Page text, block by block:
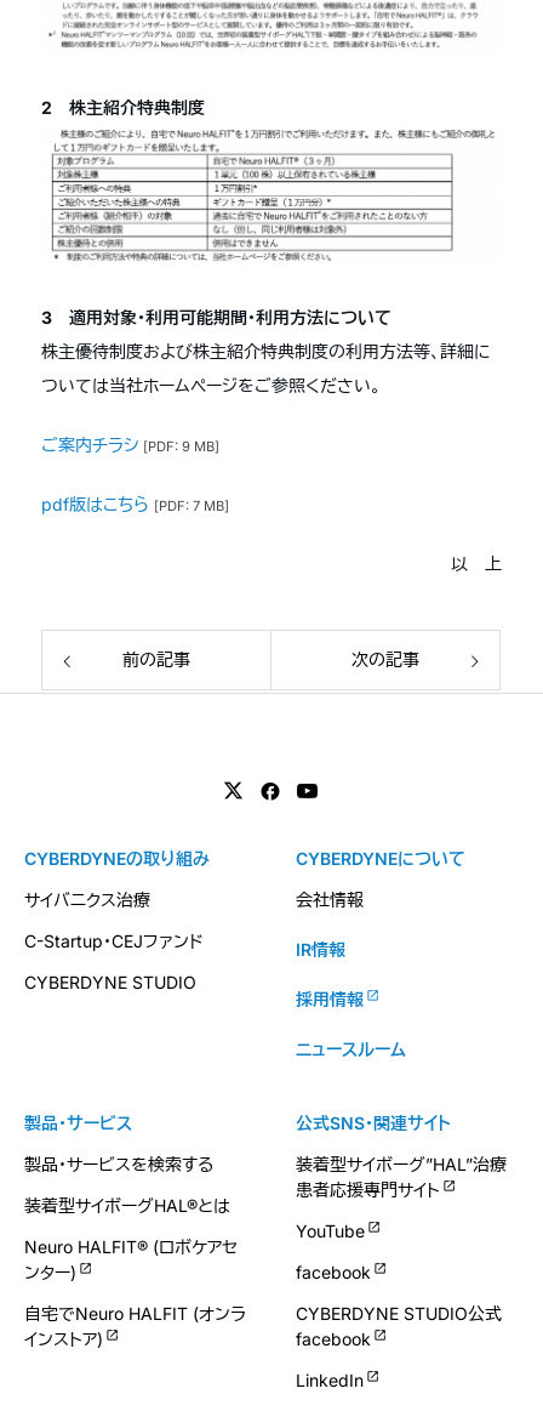
2 株主紹介特典制度
3 適用対象・利用可能期間・利用方法について
株主優待制度および株主紹介特典制度の利用方法等、詳細に
ついては当社ホームページをご参照ください。
ご案内チラシ [PDF: 9 MB]
pdf版はこちら [PDF: 7 MB]
以 上
前の記事 次の記事
製品・サービス
製品・サービスを検索する
装着型サイボーグHAL®とは
Neuro HALFIT® (ロボケアセ
ンター)
自宅でNeuro HALFIT (オンラ
インストア)
CYBERDYNEの取り組み
サイバニクス治療
C-Startup・CEJファンド
CYBERDYNE STUDIO
CYBERDYNEについて
会社情報
IR情報
採用情報
ニュースルーム
公式SNS・関連サイト
装着型サイボーグ”HAL”治療
患者応援専門サイト
YouTube
facebook
CYBERDYNE STUDIO公式
facebook
LinkedIn